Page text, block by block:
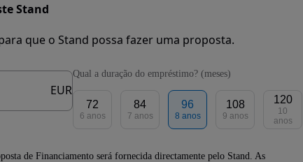
Stand
que o Stand possa fazer uma proposta.
EUR
Qual a duração do empréstimo? (meses)
72
6 anos
84
7 anos
96
8 anos
108
9 anos
120
10
anos
de Financiamento será fornecida directamente pelo Stand. As